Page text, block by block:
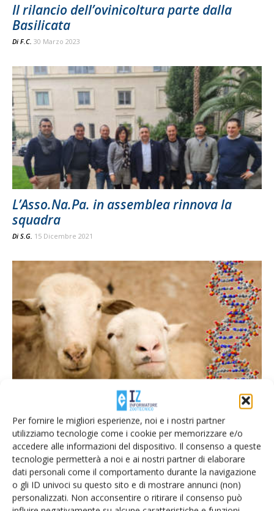
Per fornire le migliori esperienze, noi e i nostri partner
utilizziamo tecnologie come i cookie per memorizzare e/o
accedere alle informazioni del dispositivo. Il consenso a queste
tecnologie permetterà a noi e ai nostri partner di elaborare
dati personali come il comportamento durante la navigazione
o gli ID univoci su questo sito e di mostrare annunci (non)
personalizzati. Non acconsentire o ritirare il consenso può
Il rilancio dell’ovinicoltura parte dalla
Basilicata
Di F.C. 30 Marzo 2023
L’Asso.Na.Pa. in assemblea rinnova la
squadra
Di S.G. 15 Dicembre 2021
Assonapa, gli indici genetici degli ovini di
razza sarda
Di Paolo Caboni- 23 Marzo 2017
E-magazine
Tecniche, prodotti e servizi dalle aziende